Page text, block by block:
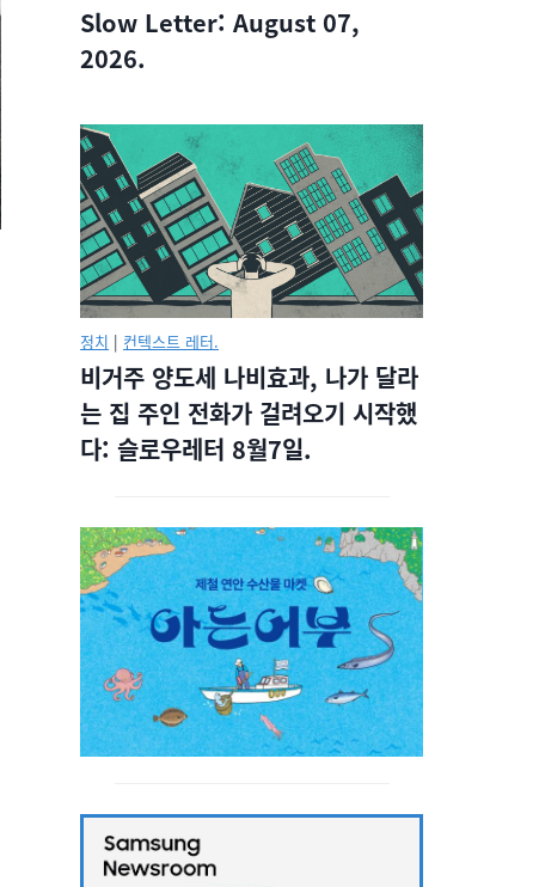
Slow Letter: August 07,
2026.
정치 | 컨텍스트 레터.
비거주 양도세 나비효과, 나가 달라
는 집 주인 전화가 걸려오기 시작했
다: 슬로우레터 8월7일.